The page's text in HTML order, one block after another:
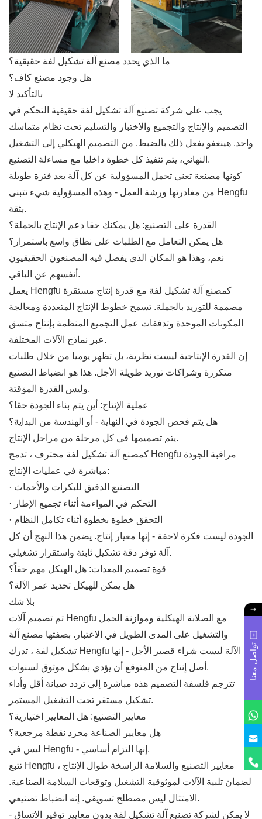
ما الذي يحدد مصنع آلة تشكيل لفة حقيقية؟
هل وجود مصنع كاف؟
بالتأكيد لا
يجب على شركة تصنيع آلة تشكيل لفة حقيقية التحكم في
التصميم والإنتاج والتجميع والاختبار والتسليم تحت نظام متماسك
واحد. هينغفو يفعل ذلك بالضبط. من التصميم الهيكلي إلى التشغيل
النهائي، يتم تنفيذ كل خطوة داخليا مع مساءلة التصنيع.
كونها مصنعة تعني تحمل المسؤولية عن كل آلة بعد فترة طويلة
من مغادرتها ورشة العمل - وهذه المسؤولية شيء تتبنى Hengfu
بثقة.
القدرة على التصنيع: هل يمكنك حقا دعم الإنتاج بالجملة؟
هل يمكن التعامل مع الطلبات على نطاق واسع باستمرار؟
نعم، وهذا هو المكان الذي يفصل فيه المصنعون الحقيقيون
أنفسهم عن الباقي.
يعمل Hengfu كمصنع آلة تشكيل لفة مع قدرة إنتاج مستقرة
مصممة للتوريد بالجملة. تسمح خطوط الإنتاج المتعددة ومعالجة
المكونات الموحدة وتدفقات عمل التجميع المنظمة بإنتاج متسق
عبر نماذج الآلات المختلفة.
إن القدرة الإنتاجية ليست نظرية، بل تظهر يوميا من خلال طلبات
متكررة وشراكات توريد طويلة الأجل. هذا هو انضباط التصنيع
وليس القدرة المؤقتة.
عملية الإنتاج: أين يتم بناء الجودة حقا؟
هل يتم فحص الجودة في النهاية - أو الهندسة من البداية؟
يتم تصميمها في كل مرحلة من مراحل الإنتاج.
كمصنع آلة تشكيل لفة محترف ، تدمج Hengfu مراقبة الجودة
مباشرة في عمليات الإنتاج:
· التصنيع الدقيق للبكرات والأحماث
· التحكم في المواءمة أثناء تجميع الإطار
· التحقق خطوة بخطوة أثناء تكامل النظام
الجودة ليست فكرة لاحقة - إنها معيار إنتاج. يضمن هذا النهج أن كل
آلة توفر دقة تشكيل ثابتة واستقرار تشغيلي.
قوة تصميم المعدات: هل الهيكل مهم حقاً؟
هل يمكن للهيكل تحديد عمر الآلة؟
بلا شك
تم تصميم آلات Hengfu مع الصلابة الهيكلية وموازنة الحمل
والتشغيل على المدى الطويل في الاعتبار. بصفتها مصنع آلة
تشكيل لفة ، تدرك Hengfu أن الآلة ليست شراء قصير الأجل - إنها
أصل إنتاج من المتوقع أن يؤدي بشكل موثوق لسنوات.
تترجم فلسفة التصميم هذه مباشرة إلى تردد صيانة أقل وأداء
تشكيل مستقر تحت التشغيل المستمر.
معايير التصنيع: هل المعايير اختيارية؟
هل معايير الصناعة مجرد نقطة مرجعية؟
ليس في Hengfu - إنها التزام أساسي.
تتبع Hengfu معايير التصنيع والسلامة الراسخة طوال الإنتاج ،
لضمان تلبية الآلات لموثوقية التشغيل وتوقعات السلامة الصناعية.
الامتثال ليس مصطلح تسويقي. إنه انضباط تصنيعي.
لا يمكن لشركة تصنيع آلة تشكيل لفة بدون معايير توفير الاتساق -
تواصل معنا